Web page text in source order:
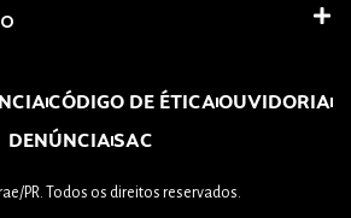
CÓDIGO DE ÉTICAOUVIDORIA
DENÚNCIASAC
PR. Todos os direitos reservados.